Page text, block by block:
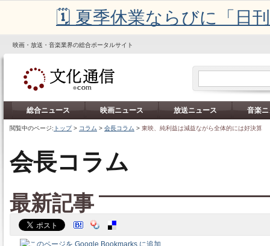
🗓️ 夏季休業ならびに「日
映画・放送・音楽業界の総合ポータルサイト
総合ニュース 映画ニュース 放送ニュース 音楽
閲覧中のページ: トップ> コラム > 会長コラム > 東映、純利益は減益ながら全体的には好決算
会長コラム
最新記事